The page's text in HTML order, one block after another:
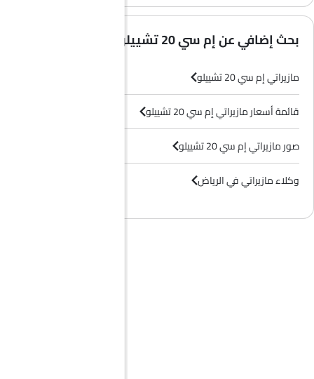
بحث إضافي عن إم سي 20 تشييلو
مازيراتي إم سي 20 تشييلو
قائمة أسعار مازيراتي إم سي 20 تشييلو
صور مازيراتي إم سي 20 تشييلو
وكلاء مازيراتي في الرياض‎